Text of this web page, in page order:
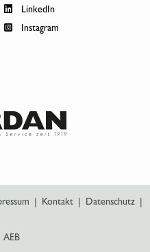
LinkedIn
Instagram
Kontakt Datenschutz
AEB